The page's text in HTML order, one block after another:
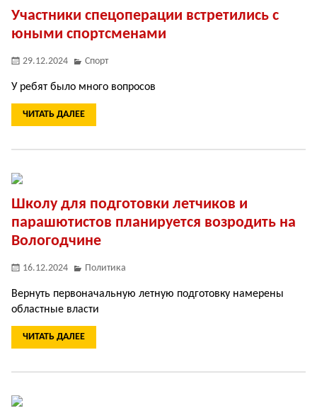
Участники спецоперации встретились с
юными спортсменами
29.12.2024 Спорт
У ребят было много вопросов
ЧИТАТЬ ДАЛЕЕ
Школу для подготовки летчиков и
парашютистов планируется возродить на
Вологодчине
16.12.2024 Политика
Вернуть первоначальную летную подготовку намерены
областные власти
ЧИТАТЬ ДАЛЕЕ